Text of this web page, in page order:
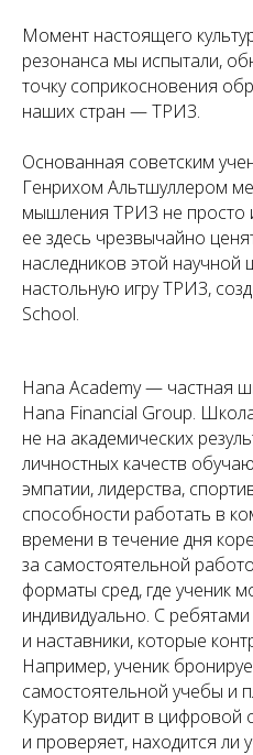
Момент настоящего
резонанса мы испытали,
точку соприкосновения
наших стран — ТРИЗ.
Основанная советским
Генрихом Альтшуллером
мышления ТРИЗ не просто
ее здесь чрезвычайно
наследников этой научной
настольную игру ТРИЗ,
School.
Hana Academy — частная
Hana Financial Group.
не на академических
личностных качеств
эмпатии, лидерства,
способности работать в
времени в течение дня
за самостоятельной
форматы сред, где ученик
индивидуально. С
и наставники, которые
Например, ученик
самостоятельной учебы и
Куратор видит в цифровой
и проверяет, находится ли